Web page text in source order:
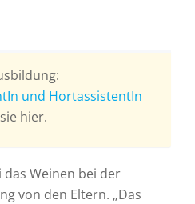
und HortassistentIn
hier.
das Weinen bei der
von den Eltern. „Das